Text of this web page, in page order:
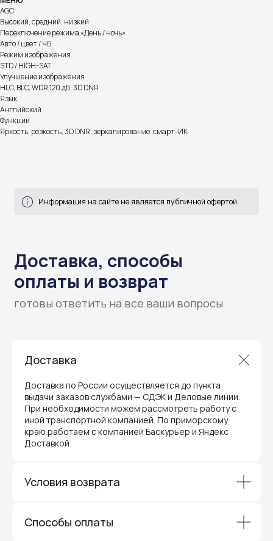
AGC
Высокий, средний, низкий
Переключение режима «День / ночь»
Авто / цвет / ЧБ
Режим изображения
STD / HIGH-SAT
Улучшение изображения
HLC, BLC, WDR 120 дБ, 3D DNR
Язык
Английский
Функции
Яркость, резкость, 3D DNR, зеркалирование, смарт-ИК
Доставка, способы
оплаты и возврат
готовы ответить на все ваши вопросы
Доставка
Доставка по России осуществляется до пункта
выдачи заказов службами — СДЭК и Деловые линии.
При необходимости можем рассмотреть работу с
иной транспортной компанией. По приморскому
краю работаем с компанией Баскурьер и Яндекс
Доставкой.
Условия возврата
Способы оплаты
Гарантия и поддержка
Мы предлагаем полный послепродажный
сервис для торгового оборудования,
видеонаблюдения и онлайн-касс. Все
устройства, купленные у нас, покрываются
гарантией производителя и обслуживаются
через официальные сервисные центры
и ждать длительное время — мы обеспечиваем
быструю и эффективную коммуникацию с АСЦ,
ремонт и сервис